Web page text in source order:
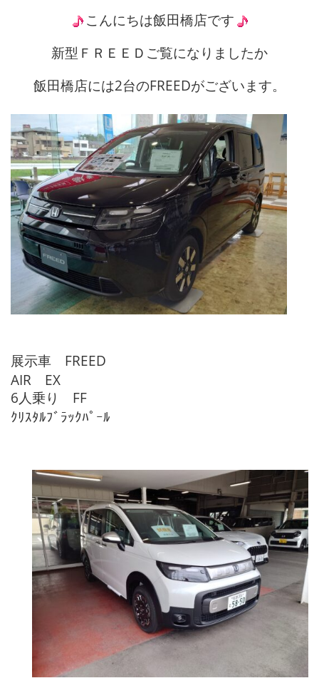
こんにちは飯田橋店です
新型ＦＲＥＥＤご覧になりましたか
飯田橋店には2台のFREEDがございます。
展示車 FREED
AIR EX
6人乗り FF
ｸﾘｽﾀﾙﾌﾞﾗｯｸﾊﾟｰﾙ